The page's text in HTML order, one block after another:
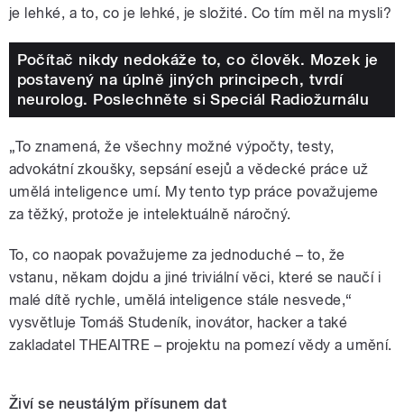
je lehké, a to, co je lehké, je složité. Co tím měl na mysli?
Počítač nikdy nedokáže to, co člověk. Mozek je
postavený na úplně jiných principech, tvrdí
neurolog. Poslechněte si Speciál Radiožurnálu
„To znamená, že všechny možné výpočty, testy,
advokátní zkoušky, sepsání esejů a vědecké práce už
umělá inteligence umí. My tento typ práce považujeme
za těžký, protože je intelektuálně náročný.
To, co naopak považujeme za jednoduché – to, že
vstanu, někam dojdu a jiné triviální věci, které se naučí i
malé dítě rychle, umělá inteligence stále nesvede,“
vysvětluje Tomáš Studeník, inovátor, hacker a také
zakladatel THEAITRE – projektu na pomezí vědy a umění.
Živí se neustálým přísunem dat